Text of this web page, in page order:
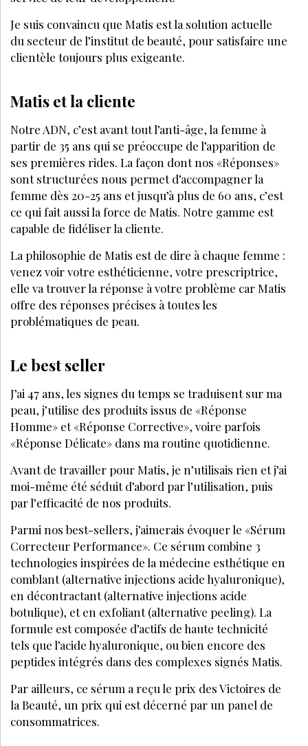
Je suis convaincu que Matis est la solution actuelle
du secteur de l’institut de beauté, pour satisfaire une
clientèle toujours plus exigeante.
Matis et la cliente
Notre ADN, c’est avant tout l’anti-âge, la femme à
partir de 35 ans qui se préoccupe de l’apparition de
ses premières rides. La façon dont nos «Réponses»
sont structurées nous permet d’accompagner la
femme dès 20-25 ans et jusqu’à plus de 60 ans, c’est
ce qui fait aussi la force de Matis. Notre gamme est
capable de fidéliser la cliente.
La philosophie de Matis est de dire à chaque femme :
venez voir votre esthéticienne, votre prescriptrice,
elle va trouver la réponse à votre problème car Matis
offre des réponses précises à toutes les
problématiques de peau.
Le best seller
J’ai 47 ans, les signes du temps se traduisent sur ma
peau, j’utilise des produits issus de «Réponse
Homme» et «Réponse Corrective», voire parfois
«Réponse Délicate» dans ma routine quotidienne.
Avant de travailler pour Matis, je n’utilisais rien et j’ai
moi-même été séduit d’abord par l’utilisation, puis
par l’efficacité de nos produits.
Parmi nos best-sellers, j’aimerais évoquer le «Sérum
Correcteur Performance». Ce sérum combine 3
technologies inspirées de la médecine esthétique en
comblant (alternative injections acide hyaluronique),
en décontractant (alternative injections acide
botulique), et en exfoliant (alternative peeling). La
formule est composée d’actifs de haute technicité
tels que l’acide hyaluronique, ou bien encore des
peptides intégrés dans des complexes signés Matis.
Par ailleurs, ce sérum a reçu le prix des Victoires de
la Beauté, un prix qui est décerné par un panel de
consommatrices.